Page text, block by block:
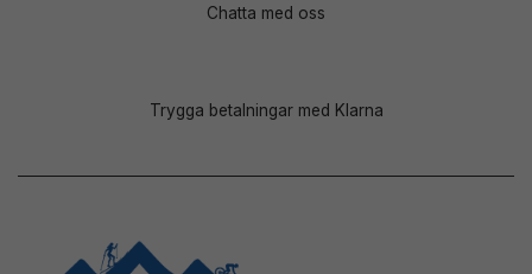
Chatta med oss
Trygga betalningar med Klarna